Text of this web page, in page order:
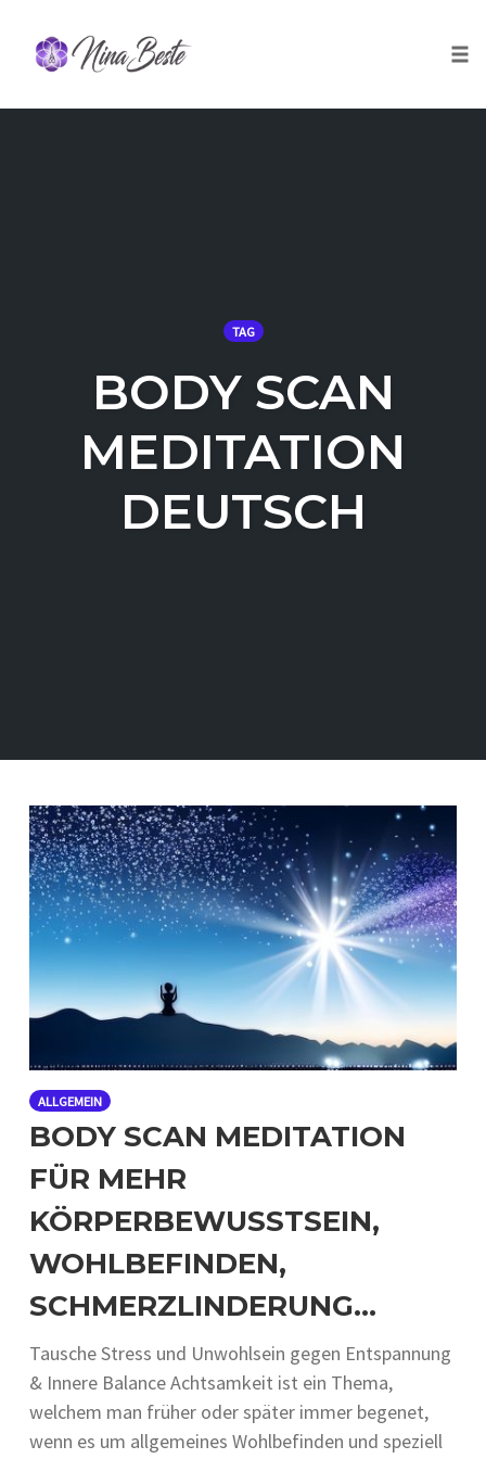
content
TAG
BODY SCAN
MEDITATION
DEUTSCH
ALLGEMEIN
BODY SCAN MEDITATION
FÜR MEHR
KÖRPERBEWUSSTSEIN,
WOHLBEFINDEN,
SCHMERZLINDERUNG…
Tausche Stress und Unwohlsein gegen Entspannung
& Innere Balance Achtsamkeit ist ein Thema,
welchem man früher oder später immer begenet,
wenn es um allgemeines Wohlbefinden und speziell